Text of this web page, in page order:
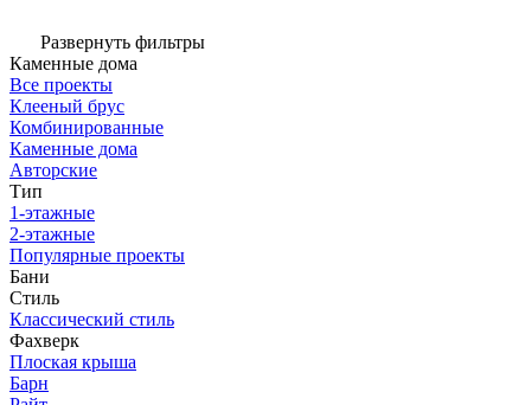
Развернуть фильтры
Каменные дома
Все проекты
Клееный брус
Комбинированные
Каменные дома
Авторские
Тип
1-этажные
2-этажные
Популярные проекты
Бани
Стиль
Классический стиль
Фахверк
Плоская крыша
Барн